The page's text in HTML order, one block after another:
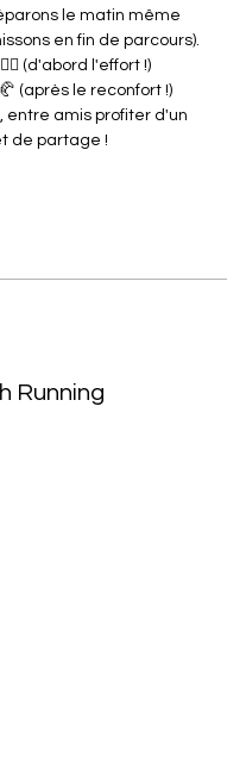
le matin même
en fin de parcours).
(d'abord l'effort !)
(après le reconfort !)
entre amis profiter d'un
de partage !
Running